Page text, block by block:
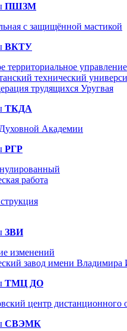
ПШЗМ
с защищённой мастикой
ВКТУ
территориальное
технический
трудящихся Уругвая
ТКДА
Академии
РГР
работа
ЗВИ
изменений
завод имени Владимира
ТМЦ ДО
центр дистанционного
СВЭМК